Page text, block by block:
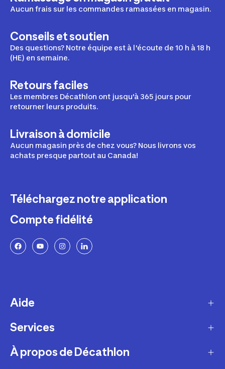
Aucun frais sur les commandes ramassées en magasin.
Conseils et soutien
Des questions? Notre équipe est à l'écoute de 10 h à 18 h
(HE) en semaine.
Retours faciles
Les membres Décathlon ont jusqu'à 365 jours pour
retourner leurs produits.
Livraison à domicile
Aucun magasin près de chez vous? Nous livrons vos
achats presque partout au Canada!
Téléchargez notre application
Compte fidélité
Aide
Livraison
Retours et échanges
Services
Programme de fidélité
À propos de Décathlon